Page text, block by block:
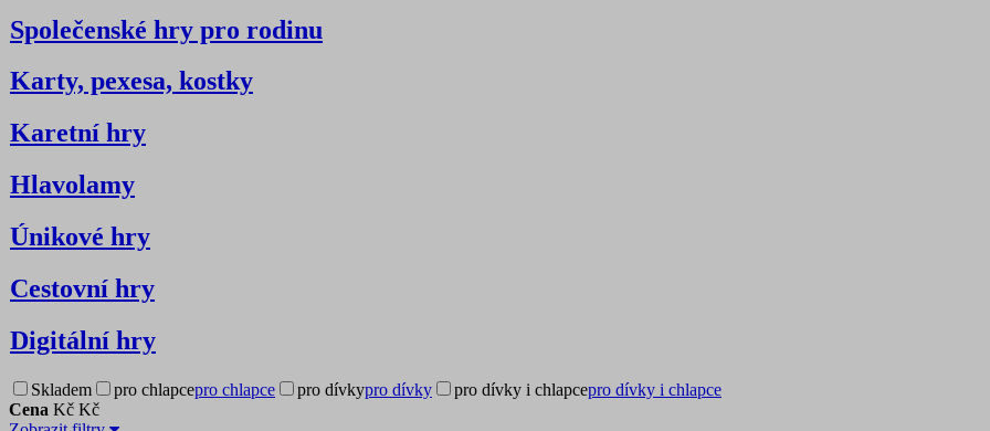
Společenské hry pro rodinu
Karty, pexesa, kostky
Karetní hry
Hlavolamy
Únikové hry
Cestovní hry
Digitální hry
Skladem pro chlapcepro chlapce pro dívkypro dívky pro dívky i chlapcepro dívky i chlapce
Cena Kč Kč